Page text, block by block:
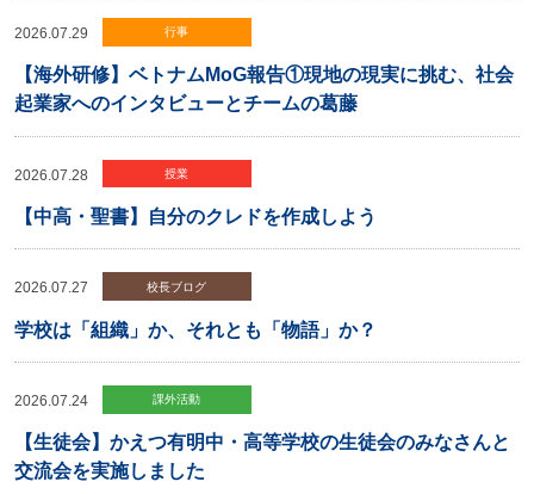
2026.07.29 行事
【海外研修】ベトナムMoG報告①現地の現実に挑む、社会
起業家へのインタビューとチームの葛藤
2026.07.28 授業
【中高・聖書】自分のクレドを作成しよう
2026.07.27 校長ブログ
学校は「組織」か、それとも「物語」か？
2026.07.24 課外活動
【生徒会】かえつ有明中・高等学校の生徒会のみなさんと
交流会を実施しました